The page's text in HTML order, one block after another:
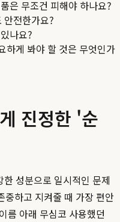
은 무조건 피해야 하나요?
안전한가요?
나요?
하게 봐야 할 것은 무엇인가
진정한 '순
성분으로 일시적인 문제
중하고 지켜줄 때 가장 편안
름 아래 무심코 사용했던